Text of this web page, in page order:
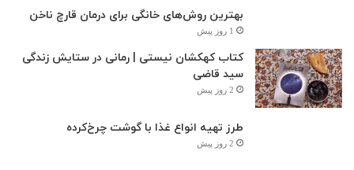
بهترین روش‌های خانگی برای درمان قارچ ناخن
1 روز پیش
کتاب کهکشان نیستی | رمانی در ستایش زندگی
سید قاضی
2 روز پیش
طرز تهیه انواع غذا با گوشت چرخ‌کرده
2 روز پیش